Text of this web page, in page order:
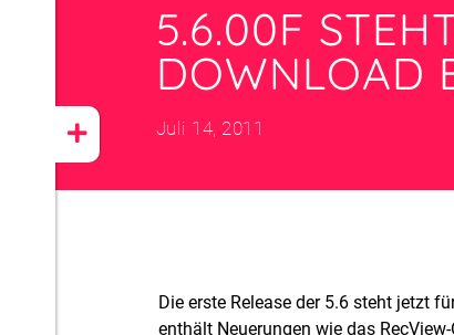
5.6.00F
DOWNLOAD
Juli 14, 2011
Die erste Release der 5.6 steht jetzt
enthält Neuerungen wie das